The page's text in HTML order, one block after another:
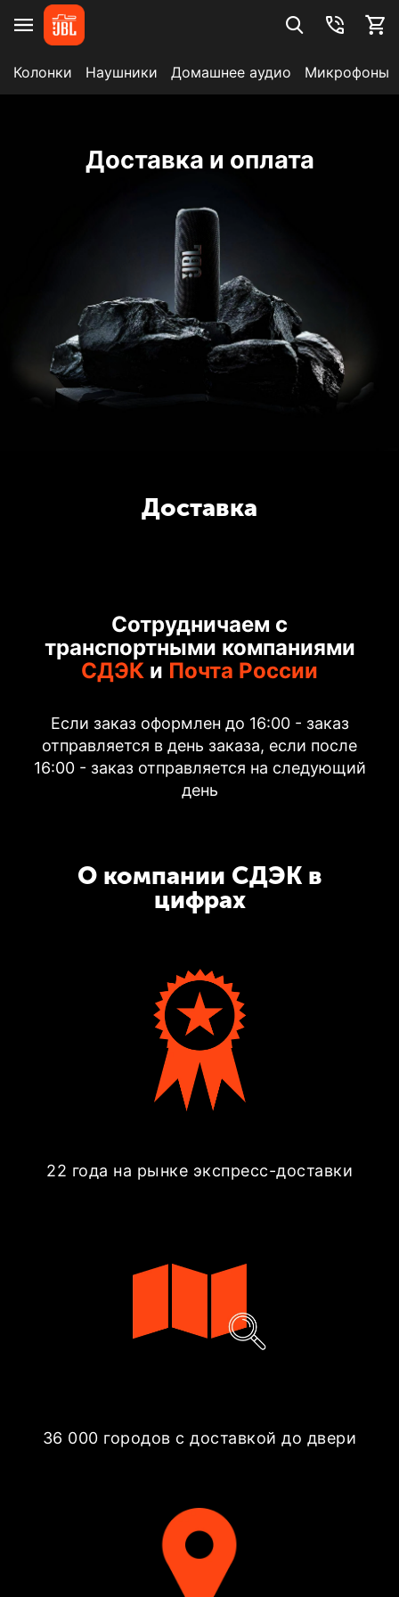
Колонки Наушники Домашнее аудио Микрофоны
Доставка и оплата
Доставка
Сотрудничаем с
транспортными компаниями
СДЭК и Почта России
Если заказ оформлен до 16:00 - заказ
отправляется в день заказа, если после
16:00 - заказ отправляется на следующий
день
О компании СДЭК в
цифрах
22 года на рынке экспресс-доставки
36 000 городов с доставкой до двери